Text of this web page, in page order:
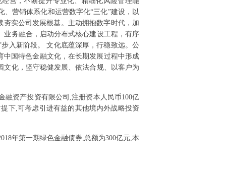
营销体系化和运营数字化“三化”建设，以
夯实公司发展根基。主动拥抱数字时代，加
务融合，启动分布式核心建设工程，有序
入新阶段。 文化底蕴深厚，行稳致远。公
中国特色金融文化，在长期发展过程中形成
化，坚守稳健发展、依法合规、以客户为
融资产投资有限公司,注册资本人民币100亿
下,可考虑引进有益的其他境内外战略投资
年第一期绿色金融债券,总额为300亿元,本